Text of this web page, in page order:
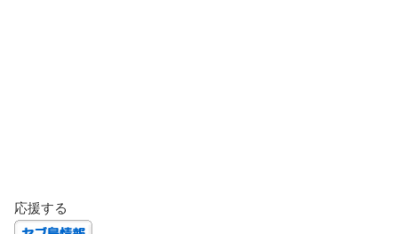
応援する